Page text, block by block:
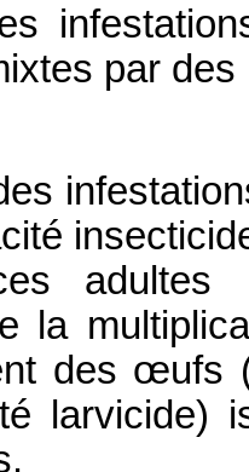
par
adultes
la
des œufs